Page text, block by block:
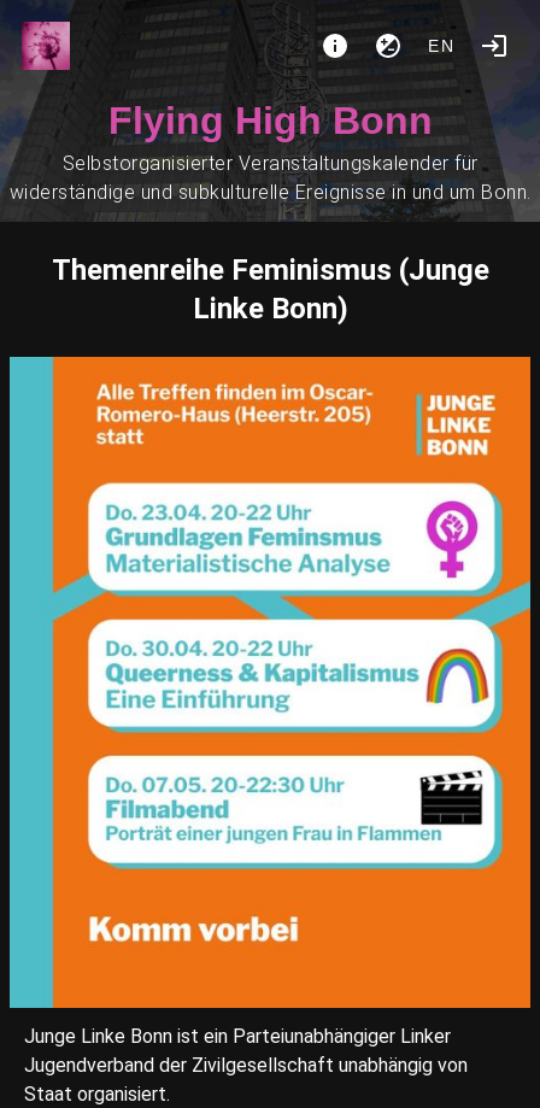
EN
Flying High Bonn
Selbstorganisierter Veranstaltungskalender für
widerständige und subkulturelle Ereignisse in und um Bonn.
Themenreihe Feminismus (Junge
Linke Bonn)
Junge Linke Bonn ist ein Parteiunabhängiger Linker
Jugendverband der Zivilgesellschaft unabhängig von
Staat organisiert.